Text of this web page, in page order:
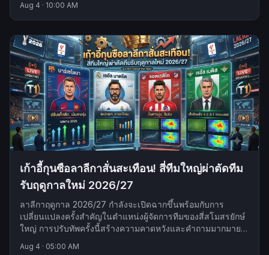
Aug 4 · 10:00 AM
เก้าอี้กุนซือลาลีกาสั่นสะเทือน! สี่ทีมใหญ่ผ่าตัดทีม
รับฤดูกาลใหม่ 2026/27
ลาลีกาฤดูกาล 2026/27 กำลังจะเปิดฉากขึ้นพร้อมกับการ
เปลี่ยนแปลงครั้งสำคัญในตำแหน่งผู้จัดการทีมของสี่สโมสรยักษ์
ใหญ่ การปรับทัพครั้งนี้สร้างความคาดหวังและคำถามมากมาย
Aug 4 · 05:00 AM